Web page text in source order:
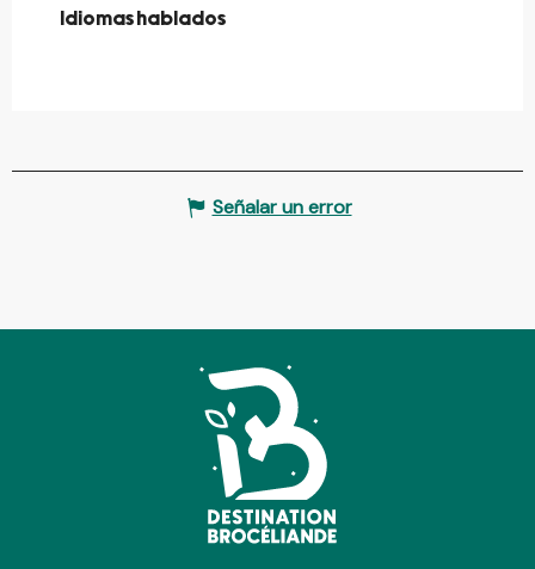
Idiomas hablados
Idiomas hablados
Señalar un error